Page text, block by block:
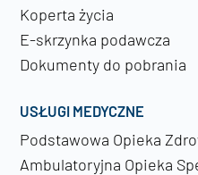
Koperta życia
E-skrzynka podawcza
Dokumenty do pobrania
USŁUGI MEDYCZNE
Podstawowa Opieka
Ambulatoryjna Opieka